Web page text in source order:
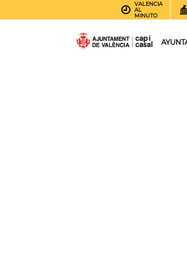
VALENCIA
AL
MINUTO